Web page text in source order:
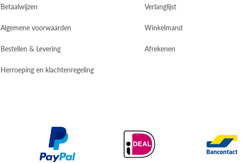
Betaalwijzen
Algemene voorwaarden
Bestellen & Levering
Herroeping en klachtenregeling
Verlanglijst
Winkelmand
Afrekenen